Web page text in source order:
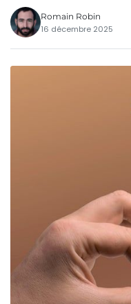
Romain Robin
16 décembre 2025